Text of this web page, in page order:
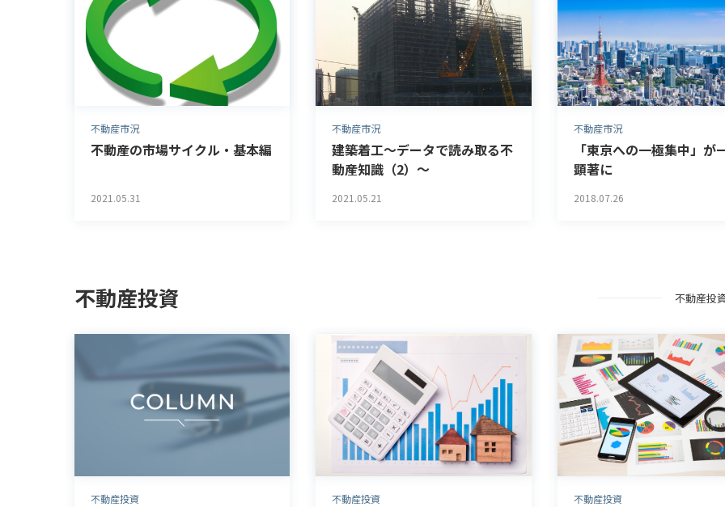
不動産市況
不動産の市場サイクル・基本編
2021.05.31
不動産市況
建築着工～データで読み取る不
動産知識（2）～
2021.05.21
不動産市況
「東京への一極集中」が
顕著に
2018.07.26
不動産投資 不動産投
不動産投資 不動産投資 不動産投資